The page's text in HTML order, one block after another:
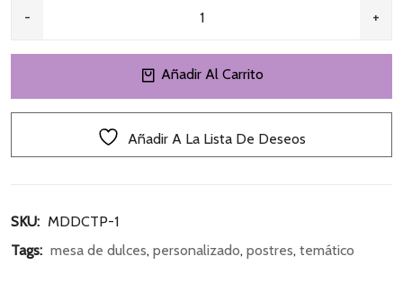
Añadir Al Carrito
Añadir A La Lista De Deseos
SKU: MDDCTP-1
Tags: mesa de dulces, personalizado, postres, temático